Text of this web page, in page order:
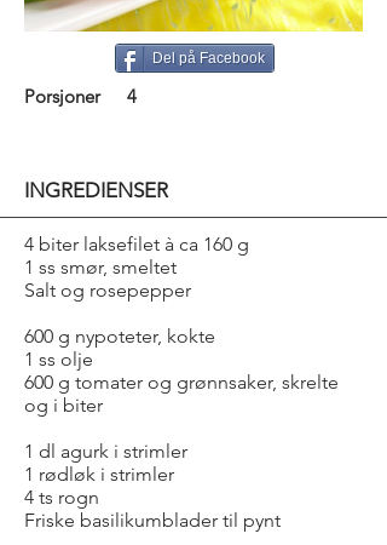
Del på Facebook
Porsjoner 4
INGREDIENSER
4 biter laksefilet à ca 160 g
1 ss smør, smeltet
Salt og rosepepper
600 g nypoteter, kokte
1 ss olje
600 g tomater og grønnsaker, skrelte
og i biter
1 dl agurk i strimler
1 rødløk i strimler
4 ts rogn
Friske basilikumblader til pynt